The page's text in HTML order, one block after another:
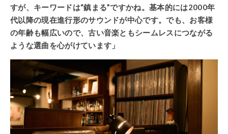
すが、キーワードは“鎮まる”ですかね。基本的には2000年
代以降の現在進行形のサウンドが中心です。でも、お客様
の年齢も幅広いので、古い音楽ともシームレスにつながる
ような選曲を心がけています」